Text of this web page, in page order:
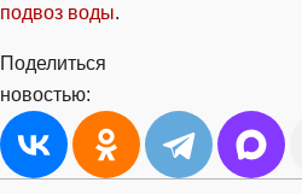
подвоз воды.
Поделиться
новостью: